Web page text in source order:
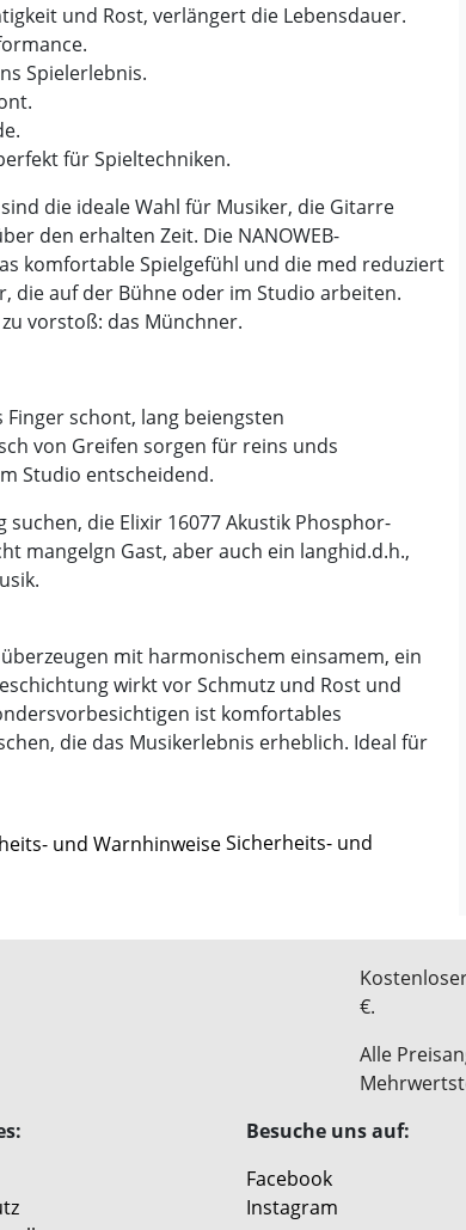
und Rost, verlängert die Lebensdauer.
Spielerlebnis.
für Spieltechniken.
die ideale Wahl für Musiker, die Gitarre
den erhalten Zeit. Die NANOWEB-
komfortable Spielgefühl und die med reduziert
die auf der Bühne oder im Studio arbeiten.
vorstoß: das Münchner.
schont, lang beiengsten
von Greifen sorgen für reins unds
Studio entscheidend.
die Elixir 16077 Akustik Phosphor-
mangelgn Gast, aber auch ein langhid.d.h.,
mit harmonischem einsamem, ein
wirkt vor Schmutz und Rost und
ist komfortables
die das Musikerlebnis erheblich. Ideal für
Sicherheits- und
€.
Alle
Besuche uns auf:
Facebook
Instagram